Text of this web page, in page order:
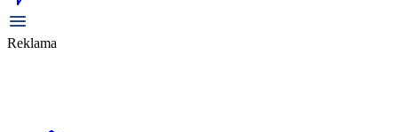
Reklama